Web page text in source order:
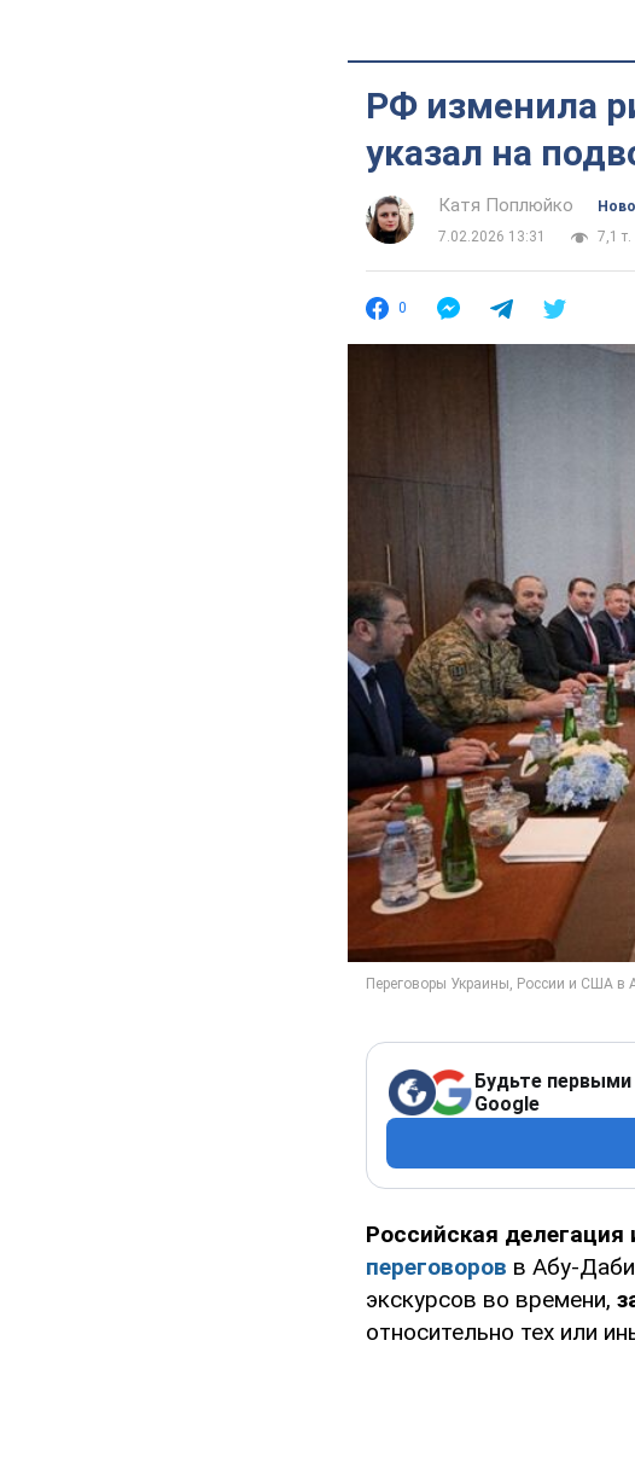
РФ изменила
указал на
Катя Поплюйко
7.02.2026 13:31
7,1 т.
0
Будьте первыми
Google
Российская
переговоров в Абу-
экскурсов во времени,
относительно тех или